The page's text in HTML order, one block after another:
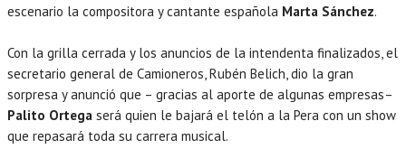
escenario la compositora y cantante española Marta Sánchez.
Con la grilla cerrada y los anuncios de la intendenta finalizados, el
secretario general de Camioneros, Rubén Belich, dio la gran
sorpresa y anunció que – gracias al aporte de algunas empresas–
Palito Ortega será quien le bajará el telón a la Pera con un show
que repasará toda su carrera musical.